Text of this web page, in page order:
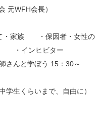
元WFH会長）
・家族 ・保因者・女性の
・インヒビター
さんと学ぼう 15：30～
生くらいまで、自由に）